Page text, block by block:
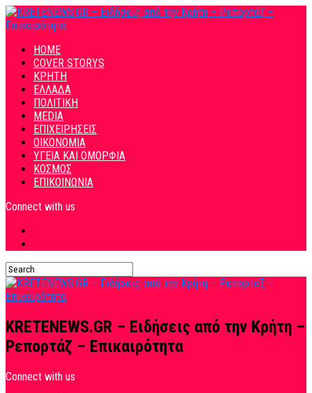
HOME
COVER STORYS
ΚΡΗΤΗ
ΕΛΛΑΔΑ
ΠΟΛΙΤΙΚΗ
MEDIA
ΕΠΙΧΕΙΡΗΣΕΙΣ
ΟΙΚΟΝΟΜΙΑ
ΥΓΕΙΑ ΚΑΙ ΟΜΟΡΦΙΑ
ΚΟΣΜΟΣ
ΕΠΙΚΟΙΝΩΝΙΑ
Connect with us
KRETENEWS.GR – Ειδήσεις από την Κρήτη –
Ρεπορτάζ – Επικαιρότητα
Connect with us